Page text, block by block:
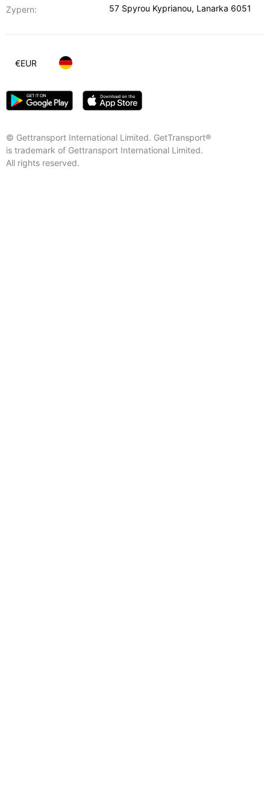
Zypern: 57 Spyrou Kyprianou, Lanarka 6051
© Gettransport International Limited. GetTransport®
is trademark of Gettransport International Limited.
All rights reserved.
€EUR